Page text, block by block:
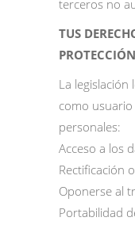
terceros no
TUS
La
como
personales:
Acceso a los
Rectificación
Oponerse al
Portabilidad